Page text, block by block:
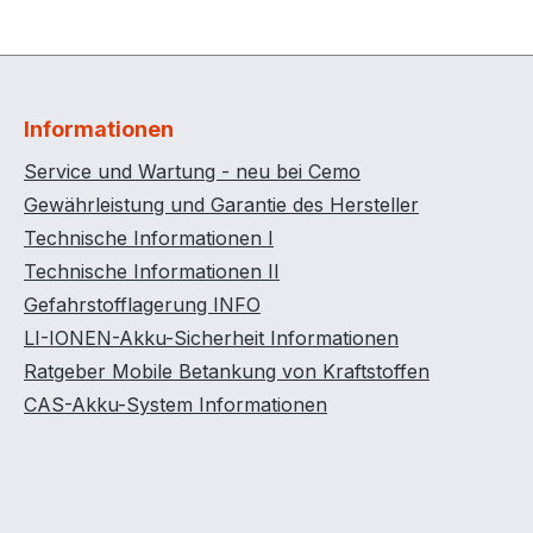
Informationen
Service und Wartung - neu bei Cemo
Gewährleistung und Garantie des Hersteller
Technische Informationen I
Technische Informationen II
Gefahrstofflagerung INFO
LI-IONEN-Akku-Sicherheit Informationen
Ratgeber Mobile Betankung von Kraftstoffen
CAS-Akku-System Informationen